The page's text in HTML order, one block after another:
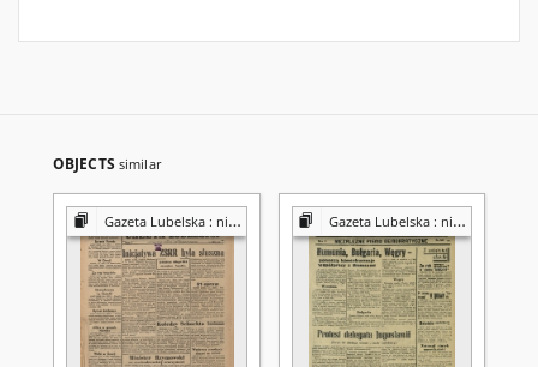
OBJECTS similar
Gazeta Lubelska : niezależny organ demokratyczny Gazeta Lubelska : niezależny organ demokratyczny